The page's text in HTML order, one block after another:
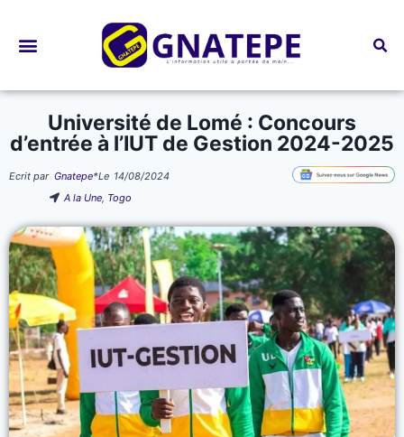
Université de Lomé : Concours
d’entrée à l’IUT de Gestion 2024-2025
Ecrit par Gnatepe*Le 14/08/2024
A la Une, Togo